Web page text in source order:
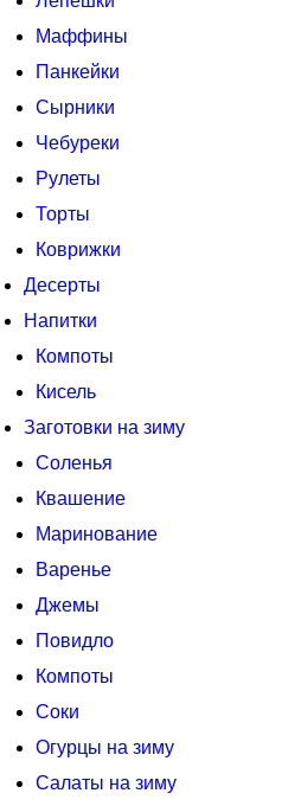
Маффины
Панкейки
Сырники
Чебуреки
Рулеты
Торты
Коврижки
Десерты
Напитки
Компоты
Кисель
Заготовки на зиму
Соленья
Квашение
Маринование
Варенье
Джемы
Повидло
Компоты
Соки
Огурцы на зиму
Салаты на зиму